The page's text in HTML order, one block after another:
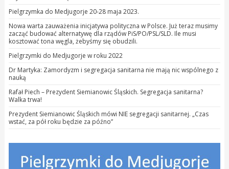
Pielgrzymka do Medjugorje 20-28 maja 2023.
Nowa warta zauważenia inicjatywa polityczna w Polsce. Już teraz musimy
zacząć budować alternatywę dla rządów PiS/PO/PSL/SLD. Ile musi
kosztować tona węgla, żebyśmy się obudzili.
Pielgrzymki do Medjugorje w roku 2022
Dr Martyka: Zamordyzm i segregacja sanitarna nie mają nic wspólnego z
nauką
Rafał Piech – Prezydent Siemianowic Śląskich. Segregacja sanitarna?
Walka trwa!
Prezydent Siemianowic Śląskich mówi NIE segregacji sanitarnej. „Czas
wstać, za pół roku będzie za późno”